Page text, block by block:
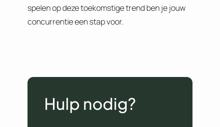
spelen op deze toekomstige trend ben je jouw
concurrentie een stap voor.
Hulp nodig?